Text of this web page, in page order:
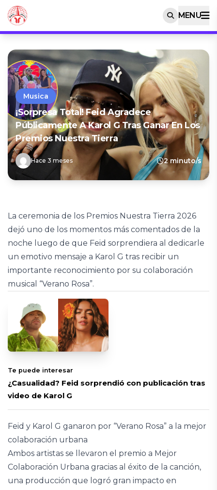
MENU
Musica
¡Sorpresa Total! Feid Agradece
Públicamente A Karol G Tras Ganar En Los
Premios Nuestra Tierra
Hace 3 meses 2 minuto/s
La ceremonia de los Premios Nuestra Tierra 2026
dejó uno de los momentos más comentados de la
noche luego de que Feid sorprendiera al dedicarle
un emotivo mensaje a Karol G tras recibir un
importante reconocimiento por su colaboración
musical “Verano Rosa”.
Te puede interesar
¿Casualidad? Feid sorprendió con publicación tras
video de Karol G
Feid y Karol G ganaron por “Verano Rosa” a la mejor
colaboración urbana
Ambos artistas se llevaron el premio a Mejor
Colaboración Urbana gracias al éxito de la canción,
una producción que logró gran impacto en